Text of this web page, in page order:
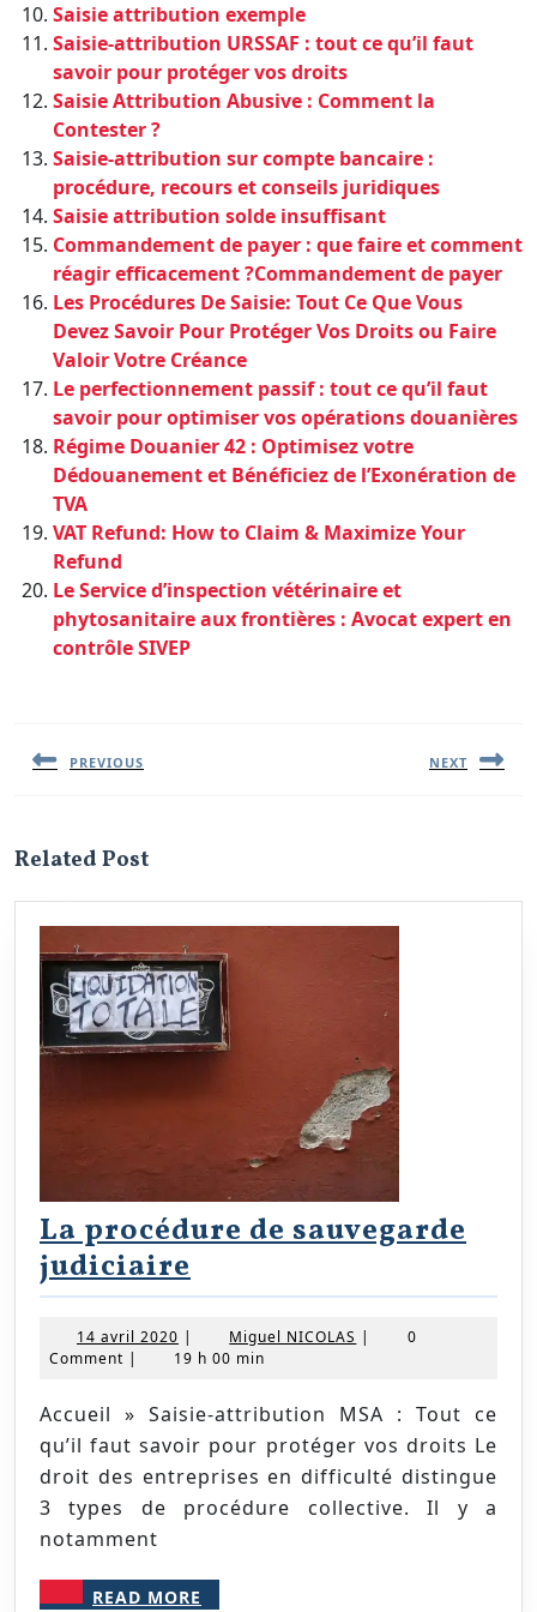
Saisie attribution exemple
Saisie-attribution URSSAF : tout ce qu’il faut
savoir pour protéger vos droits
Saisie Attribution Abusive : Comment la
Contester ?
Saisie-attribution sur compte bancaire :
procédure, recours et conseils juridiques
Saisie attribution solde insuffisant
Commandement de payer : que faire et comment
réagir efficacement ?Commandement de payer
Les Procédures De Saisie: Tout Ce Que Vous
Devez Savoir Pour Protéger Vos Droits ou Faire
Valoir Votre Créance
Le perfectionnement passif : tout ce qu’il faut
savoir pour optimiser vos opérations douanières
Régime Douanier 42 : Optimisez votre
Dédouanement et Bénéficiez de l’Exonération de
TVA
VAT Refund: How to Claim & Maximize Your
Refund
Le Service d’inspection vétérinaire et
phytosanitaire aux frontières : Avocat expert en
contrôle SIVEP
l’articlePREVIOUS NEXT
Related Post
La procédure de sauvegarde
judiciaire
procédure
sauvegarde
judiciaire
14 avril 2020 14
avril
| Miguel NICOLAS Miguel
|
0
Comment | 19 h 00 min
Accueil » Saisie-attribution MSA : Tout ce
qu’il faut savoir pour protéger vos droits Le
droit des entreprises en difficulté distingue
3 types de procédure collective. Il y a
notamment
READ MORE